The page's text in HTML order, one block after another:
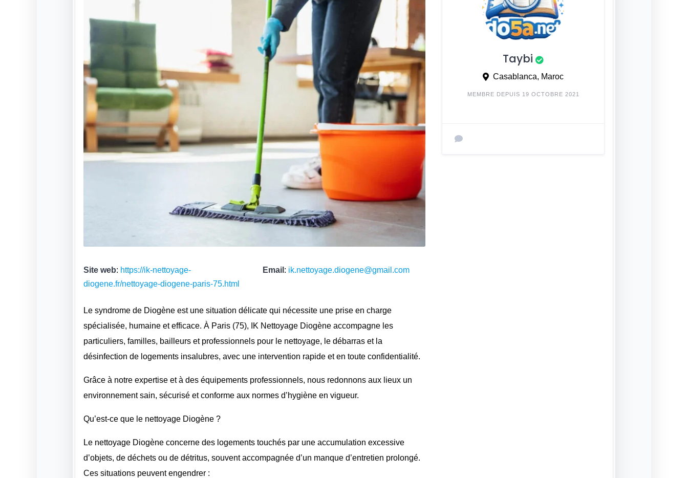
Site web: https://ik-nettoyage-
diogene.fr/nettoyage-diogene-paris-75.html
Email : ik.nettoyage.diogene@gmail.com
Le syndrome de Diogène est une situation délicate qui nécessite une prise en charge
spécialisée, humaine et efficace. À Paris (75), IK Nettoyage Diogène accompagne les
particuliers, familles, bailleurs et professionnels pour le nettoyage, le débarras et la
désinfection de logements insalubres, avec une intervention rapide et en toute confidentialité.
Grâce à notre expertise et à des équipements professionnels, nous redonnons aux lieux un
environnement sain, sécurisé et conforme aux normes d’hygiène en vigueur.
Qu’est-ce que le nettoyage Diogène ?
Le nettoyage Diogène concerne des logements touchés par une accumulation excessive
d’objets, de déchets ou de détritus, souvent accompagnée d’un manque d’entretien prolongé.
Ces situations peuvent engendrer :
Taybi
Casablanca, Maroc
MEMBRE DEPUIS 19 OCTOBRE 2021